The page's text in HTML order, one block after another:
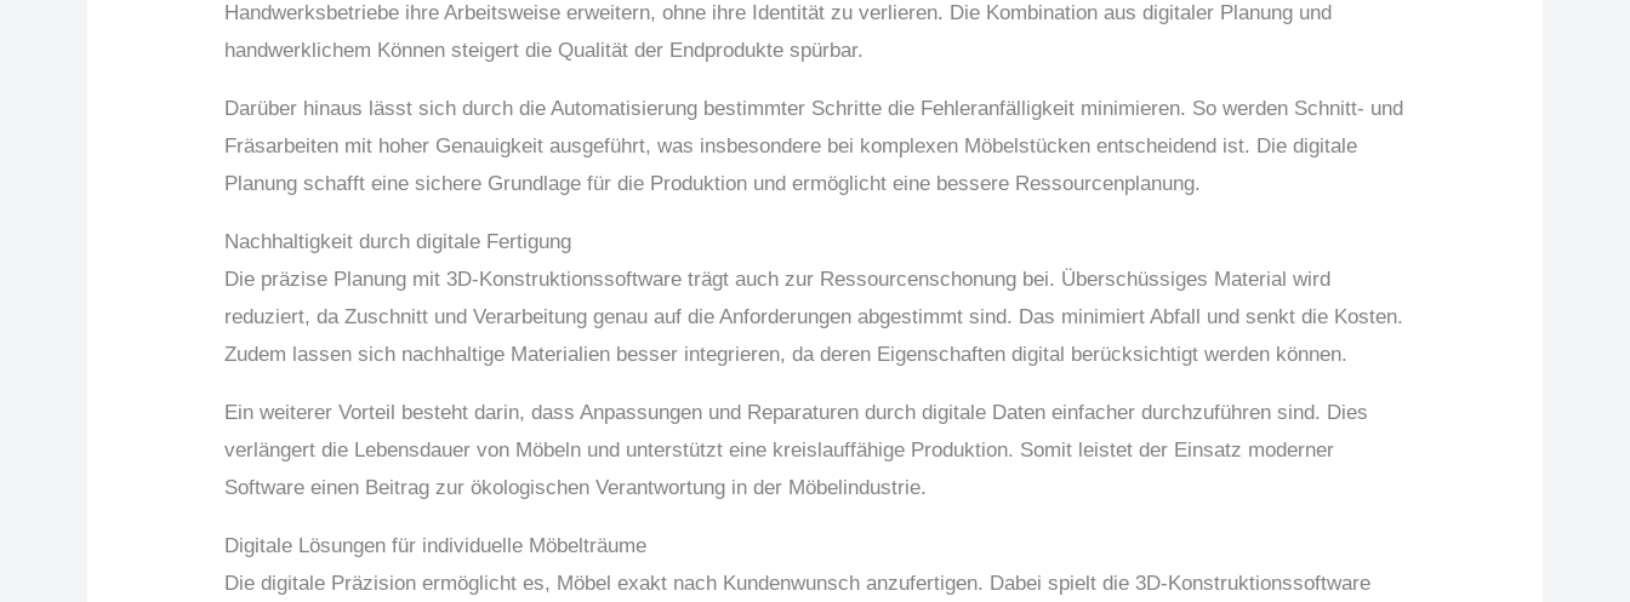
Handwerksbetriebe ihre Arbeitsweise erweitern, ohne ihre Identität zu verlieren. Die Kombination aus digitaler Planung und
handwerklichem Können steigert die Qualität der Endprodukte spürbar.
Darüber hinaus lässt sich durch die Automatisierung bestimmter Schritte die Fehleranfälligkeit minimieren. So werden Schnitt- und
Fräsarbeiten mit hoher Genauigkeit ausgeführt, was insbesondere bei komplexen Möbelstücken entscheidend ist. Die digitale
Planung schafft eine sichere Grundlage für die Produktion und ermöglicht eine bessere Ressourcenplanung.
Nachhaltigkeit durch digitale Fertigung
Die präzise Planung mit 3D-Konstruktionssoftware trägt auch zur Ressourcenschonung bei. Überschüssiges Material wird
reduziert, da Zuschnitt und Verarbeitung genau auf die Anforderungen abgestimmt sind. Das minimiert Abfall und senkt die Kosten.
Zudem lassen sich nachhaltige Materialien besser integrieren, da deren Eigenschaften digital berücksichtigt werden können.
Ein weiterer Vorteil besteht darin, dass Anpassungen und Reparaturen durch digitale Daten einfacher durchzuführen sind. Dies
verlängert die Lebensdauer von Möbeln und unterstützt eine kreislauffähige Produktion. Somit leistet der Einsatz moderner
Software einen Beitrag zur ökologischen Verantwortung in der Möbelindustrie.
Digitale Lösungen für individuelle Möbelträume
Die digitale Präzision ermöglicht es, Möbel exakt nach Kundenwunsch anzufertigen. Dabei spielt die 3D-Konstruktionssoftware